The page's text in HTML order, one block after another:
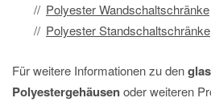
Polyester Wandschaltschränke
Polyester Standschaltschränke
Für weitere Informationen zu den
Polyestergehäusenoder weiteren